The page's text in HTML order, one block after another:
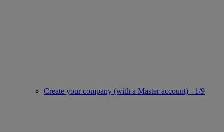
Create your company (with a Master account) - 1/9